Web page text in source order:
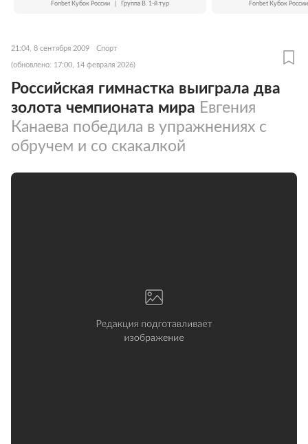
Fonbet Кубок России Группа B. 1-й тур Fonbet Кубок России
21:04, 8 сентября 2009 Спорт
(обновлено: 17:00, 14 февраля 2026)
Российская гимнастка выиграла два
золота чемпионата мира Евгения
Канаева победила в упражнениях с
обручем и со скакалкой